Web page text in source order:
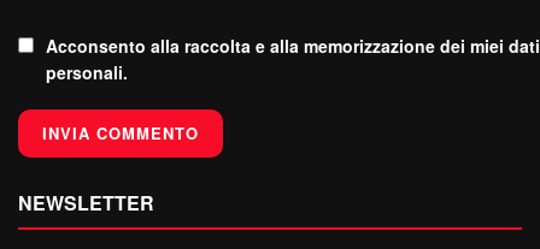
Acconsento alla raccolta e alla memorizzazione dei miei dati
personali.
NEWSLETTER